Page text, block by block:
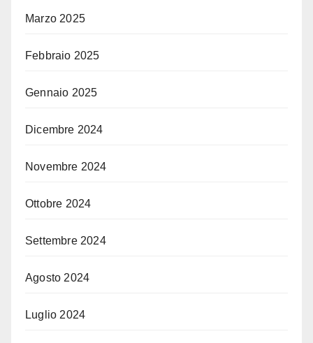
Marzo 2025
Febbraio 2025
Gennaio 2025
Dicembre 2024
Novembre 2024
Ottobre 2024
Settembre 2024
Agosto 2024
Luglio 2024